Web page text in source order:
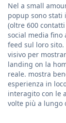
Nel a small
popup sono stati
(oltre 600
social media fino
feed sul loro
visivo per
landing on la
reale. mostra
esperienza in
interagito con le
volte più a lungo